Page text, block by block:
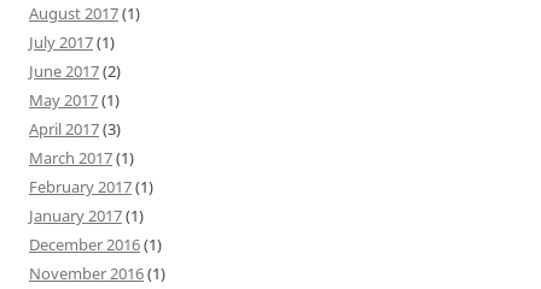
August 2017(1)
July 2017(1)
June 2017(2)
May 2017(1)
April 2017(3)
March 2017(1)
February 2017(1)
January 2017(1)
December 2016(1)
November 2016(1)